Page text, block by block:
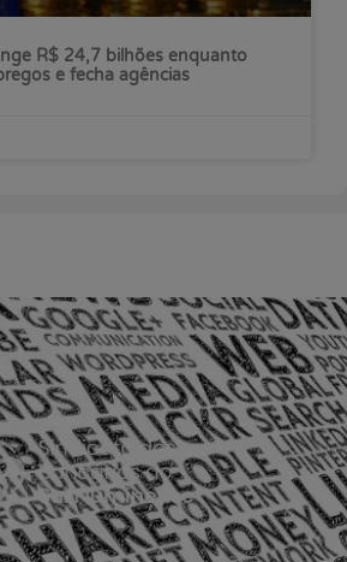
R$ 24,7 bilhões enquanto
e fecha agências